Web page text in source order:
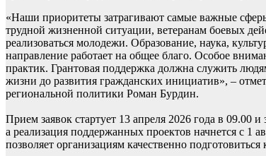
«Наши приоритеты затрагивают самые важные
трудной жизненной ситуации, ветеранам боевых
реализоваться молодежи. Образование, наука,
направление работает на общее благо. Особое
практик. Грантовая поддержка должна служить
жизни до развития гражданских инициатив», –
региональной политики Роман Бурдин.
Прием заявок стартует 13 апреля 2026 года в 09.00
а реализация поддержанных проектов начнется с 1
позволяет организациям качественно